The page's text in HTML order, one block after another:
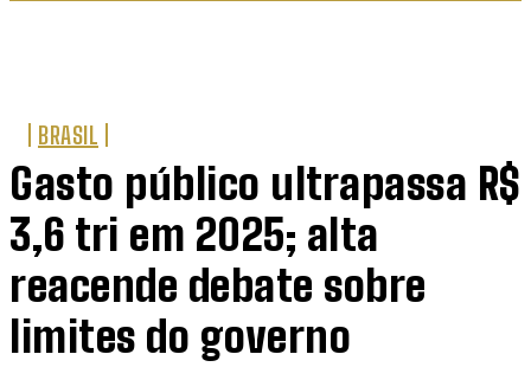
BRASIL
Gasto público ultrapassa R$
3,6 tri em 2025; alta
reacende debate sobre
limites do governo